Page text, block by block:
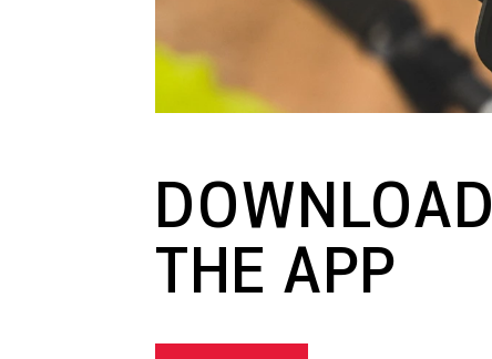
DOWNLOAD
THE APP